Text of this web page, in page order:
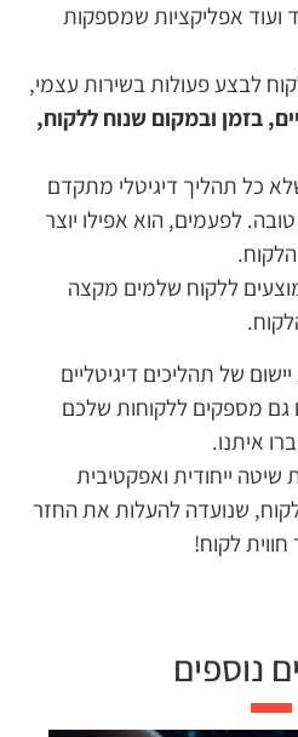
ועוד אפליקציות שמספקות
לבצע פעולות בשירות עצמי,
בזמן ובמקום שנוח ללקוח,
כל תהליך דיגיטלי מתקדם
לפעמים, הוא אפילו יוצר
ללקוח שלמים מקצה
של תהליכים דיגיטליים
גם מספקים ללקוחות שלכם
איתנו.
ייחודית ואפקטיבית
שנועדה להעלות את החזר
לקוח!
נוספים